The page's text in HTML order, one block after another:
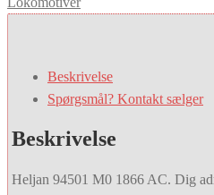
Beskrivelse
Spørgsmål? Kontakt sælger
Beskrivelse
Heljan 94501 M0 1866 AC. Dig